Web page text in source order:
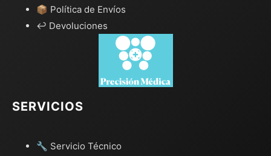
📦 Política de Envíos
↩️ Devoluciones
SERVICIOS
🔧 Servicio Técnico